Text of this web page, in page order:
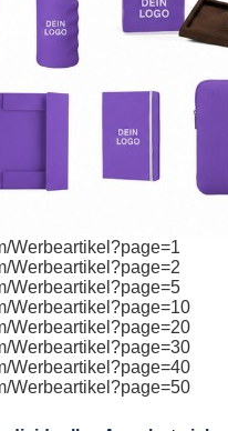
Werbeartikel?page=1
Werbeartikel?page=2
Werbeartikel?page=5
Werbeartikel?page=10
Werbeartikel?page=20
Werbeartikel?page=30
Werbeartikel?page=40
Werbeartikel?page=50